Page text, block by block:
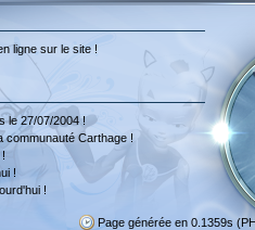
ligne sur le site !
le 27/07/2004 !
communauté Carthage !
!
!
Page générée en 0.1359s